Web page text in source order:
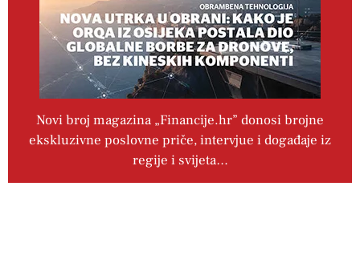
Novi broj magazina „Financije.hr” donosi brojne
ekskluzivne poslovne priče, intervjue i događaje iz
regije i svijeta…